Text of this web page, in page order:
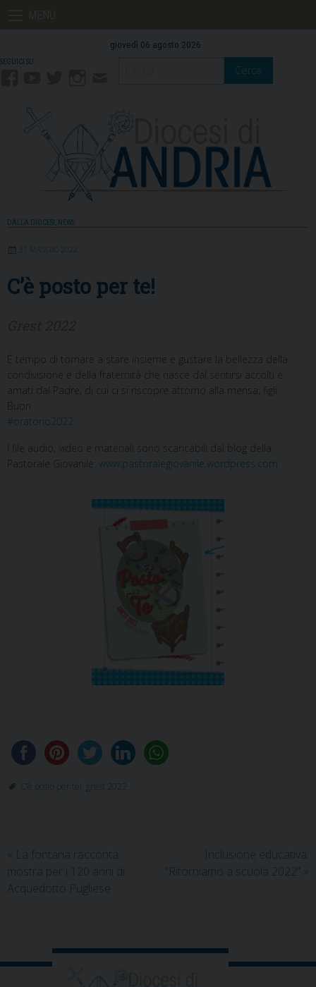
giovedì 06 agosto 2026
Mail
Cerca
DALLA DIOCESI , NEWS
31 MAGGIO 2022
C’è posto per te!
È tempo di tornare a stare insieme e gustare la bellezza della
condivisione e della fraternità che nasce dal sentirsi accolti e
amati dal Padre, di cui ci si riscopre attorno alla mensa, figli.
Buon
#oratorio2022
I file audio, video e materiali sono scaricabili dal blog della
Pastorale Giovanile: www.pastoralegiovanile.wordpress.com
C’è posto per te! grest 2022
« La fontana racconta:
mostra per i 120 anni di
Acquedotto Pugliese
Inclusione educativa:
“Ritorniamo a scuola 2022” »